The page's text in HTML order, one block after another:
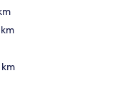
km